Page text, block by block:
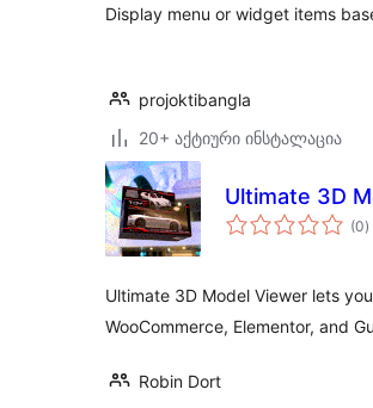
Display menu or widget items
projoktibangla
20+ აქტიური ინსტალაცია
Ultimate 3D
(0)
Ultimate 3D Model Viewer lets
WooCommerce, Elementor, and
Robin Dort